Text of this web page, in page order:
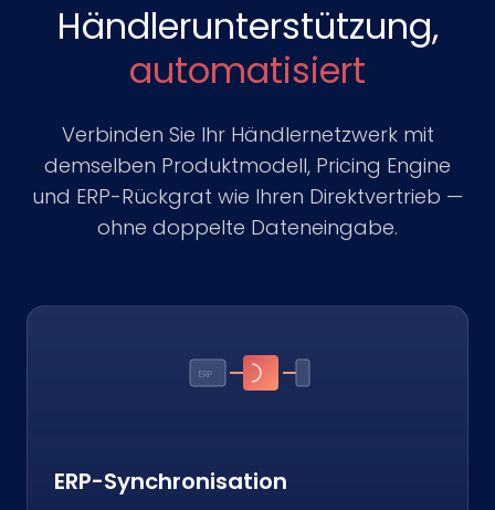
Händlerunterstützung,
automatisiert
Verbinden Sie Ihr Händlernetzwerk mit
demselben Produktmodell, Pricing Engine
und ERP-Rückgrat wie Ihren Direktvertrieb —
ohne doppelte Dateneingabe.
ERP
ERP-Synchronisation